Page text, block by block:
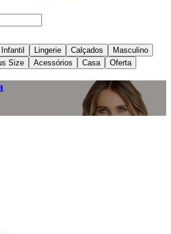
Infantil Lingerie Calçados
Masculino
Size Acessórios Casa Oferta